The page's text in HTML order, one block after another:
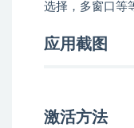
选择，多窗口等
应用截图
激活方法